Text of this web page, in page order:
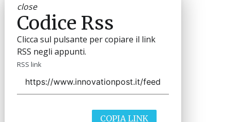
close
Codice Rss
Clicca sul pulsante per copiare il link
RSS negli appunti.
RSS link
COPIA LINK